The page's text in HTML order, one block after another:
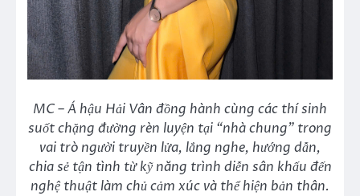
MC – Á hậu Hải Vân đồng hành cùng các thí sinh
suốt chặng đường rèn luyện tại “nhà chung” trong
vai trò người truyền lửa, lắng nghe, hướng dẫn,
chia sẻ tận tình từ kỹ năng trình diễn sân khấu đến
nghệ thuật làm chủ cảm xúc và thể hiện bản thân.